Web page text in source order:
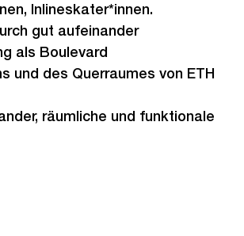
Inlineskater*innen.
gut aufeinander
als Boulevard
und des Querraumes von ETH
räumliche und funktionale